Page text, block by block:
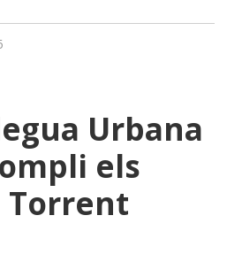
Urbana
els
Torrent